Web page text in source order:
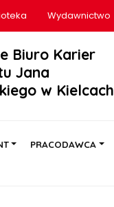
Wydawnictwo
Biuro Karier
Jana
w Kielcach
PRACODAWCA